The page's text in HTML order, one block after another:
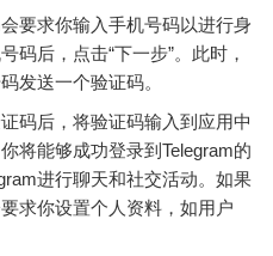
会要求你输入手机号码以进行身
码后，点击“下一步”。此时，
发送一个验证码。
证码后，将验证码输入到应用中
将能够成功登录到Telegram的
进行聊天和社交活动。如果
求你设置个人资料，如用户